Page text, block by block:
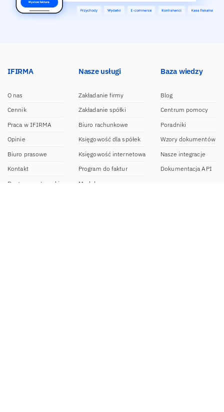
IFIRMA
O nas
Cennik
Praca w IFIRMA
Opinie
Biuro prasowe
Kontakt
Program partnerski
Nasze usługi
Zakładanie firmy
Zakładanie spółki
Biuro rachunkowe
Księgowość dla spółek
Księgowość internetowa
Program do faktur
Moduł e-commerce
Baza wiedzy
Blog
Centrum pomocy
Poradniki
Wzory dokumentów
Nasze integracje
Dokumentacja API